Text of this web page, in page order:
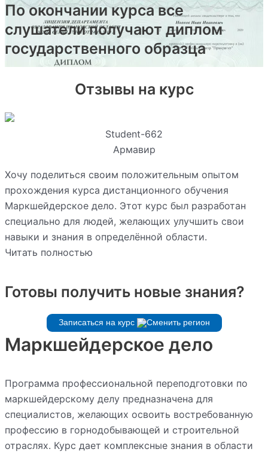
По окончании курса все
слушатели получают диплом
государственного образца
Отзывы на курс
Student-662
Армавир
Хочу поделиться своим положительным опытом
прохождения курса дистанционного обучения
Маркшейдерское дело. Этот курс был разработан
специально для людей, желающих улучшить свои
навыки и знания в определённой области.
Читать полностью
Готовы получить новые знания?
Записаться на курс
Маркшейдерское дело
Программа профессиональной переподготовки по
маркшейдерскому делу предназначена для
специалистов, желающих освоить востребованную
профессию в горнодобывающей и строительной
отраслях. Курс дает комплексные знания в области